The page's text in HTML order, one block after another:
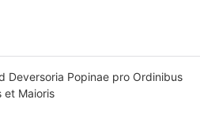
Deversoria Popinae pro Ordinibus
et Maioris